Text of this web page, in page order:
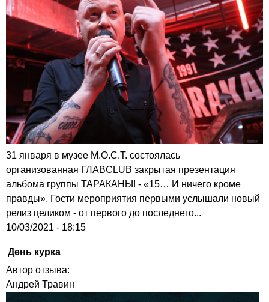
31 января в музее М.О.С.Т. состоялась
организованная ГЛАВCLUB закрытая презентация
альбома группы ТАРАКАНЫ! - «15… И ничего кроме
правды». Гости мероприятия первыми услышали новый
релиз целиком - от первого до последнего...
10/03/2021 - 18:15
День курка
Автор отзыва:
Андрей Травин